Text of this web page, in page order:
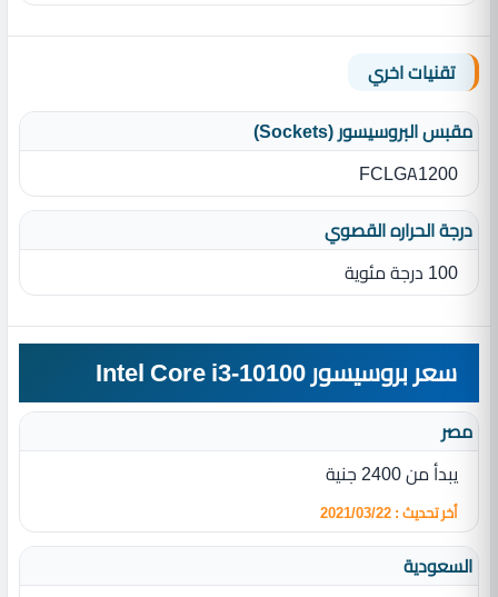
تقنيات اخري
مقبس البروسيسور (Sockets)
FCLGA1200
درجة الحراره القصوي
100 درجة مئوية
سعر بروسيسور Intel Core i3-10100
مصر
يبدأ من 2400 جنية
أخر تحديث : 2021/03/22
السعودية